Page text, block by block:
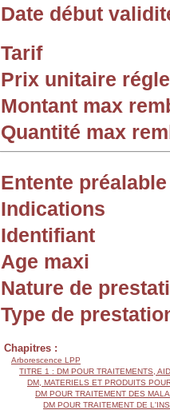
Date début
Tarif
Prix unitaire
Montant max
Quantité max
Entente préalable
Indications
Identifiant
Age maxi
Nature de
Type de
Chapitres :
Arborescence LPP
TITRE 1 : DM POUR TRAITEMENTS,
DM, MATERIELS ET PRODUITS
DM POUR TRAITEMENT DES
DM POUR TRAITEMENT DE